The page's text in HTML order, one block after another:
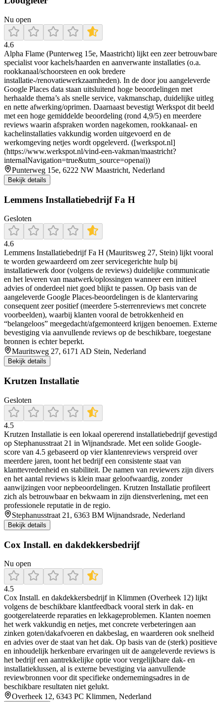
Nu open
4.6
Alpha Flame (Punterweg 15e, Maastricht) lijkt een zeer betrouwbare
specialist voor kachels/haarden en aanverwante installaties (o.a.
rookkanaal/schoorsteen en ook bredere
installatie-/renovatiewerkzaamheden). In de door jou aangeleverde
Google Places data staan uitsluitend hoge beoordelingen met
herhaalde thema’s als snelle service, vakmanschap, duidelijke uitleg
en nette afwerking/oprimen. Daarnaast bevestigt Werkspot dit beeld
met een hoge gemiddelde beoordeling (rond 4,9/5) en meerdere
reviews waarin afspraken worden nagekomen, rookkanaal- en
kachelinstallaties vakkundig worden uitgevoerd en de
werkomgeving netjes wordt opgeleverd. ([werkspot.nl]
(https://www.werkspot.nl/vind-een-vakman/maastricht?
internalNavigation=true&utm_source=openai))
Punterweg 15e, 6222 NW Maastricht, Nederland
Bekijk details
Lemmens Installatiebedrijf Fa H
Gesloten
4.6
Lemmens Installatiebedrijf Fa H (Mauritsweg 27, Stein) lijkt vooral
te worden gewaardeerd om zeer servicegerichte hulp bij
installatiewerk door (volgens de reviews) duidelijke communicatie
en het leveren van maatwerk/oplossingen wanneer een initieel
advies of onderdeel niet goed blijkt te passen. Op basis van de
aangeleverde Google Places-beoordelingen is de klantervaring
consequent zeer positief (meerdere 5-sterrenreviews met concrete
voorbeelden), waarbij klanten vooral de betrokkenheid en
“belangeloos” meegedacht/afgemonteerd krijgen benoemen. Externe
bevestiging via aanvullende reviews op de beschikbare, toegestane
bronnen is echter beperkt.
Mauritsweg 27, 6171 AD Stein, Nederland
Bekijk details
Krutzen Installatie
Gesloten
4.5
Krutzen Installatie is een lokaal opererend installatiebedrijf gevestigd
op Stephanusstraat 21 in Wijnandsrade. Met een solide Google-
score van 4.5 gebaseerd op vier klantenreviews verspreid over
meerdere jaren, toont het bedrijf een consistente staat van
klanttevredenheid en stabiliteit. De namen van reviewers zijn divers
en het aantal reviews is klein maar geloofwaardig, zonder
aanwijzingen voor nepbeoordelingen. Krutzen Installatie profileert
zich als betrouwbaar en bekwaam in zijn dienstverlening, met een
professionele reputatie in de regio.
Stephanusstraat 21, 6363 BM Wijnandsrade, Nederland
Bekijk details
Cox Install. en dakdekkersbedrijf
Nu open
4.5
Cox Install. en dakdekkersbedrijf in Klimmen (Overheek 12) lijkt
volgens de beschikbare klantfeedback vooral sterk in dak- en
gootgerelateerde reparaties en lekkageproblemen. Klanten noemen
het werk vakkundig en netjes, met concrete verbeteringen aan
zinken goten/dakafvoeren en dakbeslag, en waarderen ook snelheid
en advies over de staat van het dak. Op basis van de (sterk) positieve
en inhoudelijk herkenbare ervaringen uit de aangeleverde reviews is
het bedrijf een aantrekkelijke optie voor vergelijkbare dak- en
installatieklussen, al is externe bevestiging via aanvullende
reviewbronnen voor dit specifieke ondernemingsadres in de
beschikbare resultaten niet gelukt.
Overheek 12, 6343 PC Klimmen, Nederland